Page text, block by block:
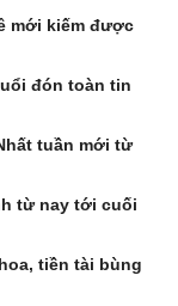
mới kiếm được
đón toàn tin
tuần mới từ
từ nay tới cuối
tiền tài bùng